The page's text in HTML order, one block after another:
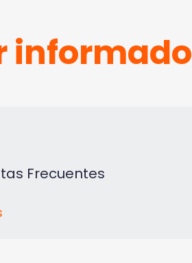
informado
Frecuentes